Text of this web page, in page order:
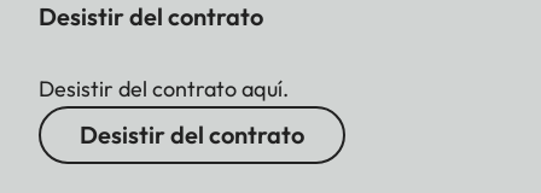
Desistir del contrato
Desistir del contrato aquí.
Desistir del contrato